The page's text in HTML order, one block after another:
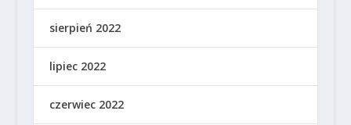
sierpień 2022
lipiec 2022
czerwiec 2022